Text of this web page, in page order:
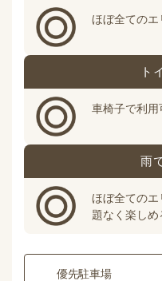
ほぼ全ての
ト
車椅子で利用
雨
ほぼ全てのエ
題なく楽しめ
優先駐車場